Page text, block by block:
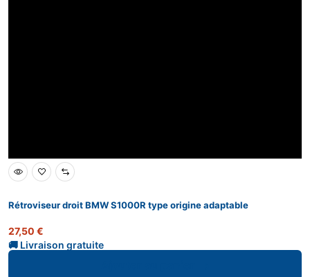
Rétroviseur droit BMW S1000R type origine adaptable
27,50 €